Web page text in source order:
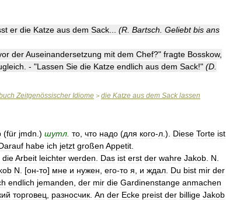
er die Katze aus dem Sack (R Bartsch Geliebt bis ans
derAuseinandersetzung mit dem Chef?" fragte Bosskow,
. - "Lassen Sie die Katze endlich aus dem Sack!" (D
Zeitgenössischer Idiome > die Katze aus dem Sack lassen
(für jmdn .) шутл то что надо (для кого-л .). Diese Torte ist
habe ich jetzt großen Appetit
dieArbeit leichter werden Das ist erst der wahre Jakob N
N . [он-то] мне и нужен его-то я и ждал Du bist mir der
endlich jemanden der mir die Gardinenstange anmachen
торговец разносчик An der Ecke preist der billige Jakob